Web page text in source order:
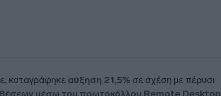
καταγράφηκε αύξηση 21,5% σε σχέση με πέρυσι